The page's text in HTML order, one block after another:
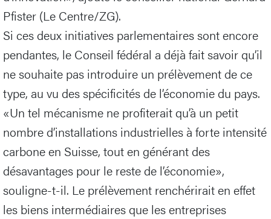
Pfister (Le Centre/ZG).
Si ces deux initiatives parlementaires sont encore
pendantes, le Conseil fédéral a déjà fait savoir qu’il
ne souhaite pas introduire un prélèvement de ce
type, au vu des spécificités de l’économie du pays.
«Un tel mécanisme ne profiterait qu’à un petit
nombre d’installations industrielles à forte intensité
carbone en Suisse, tout en générant des
désavantages pour le reste de l’économie»,
souligne-t-il. Le prélèvement renchérirait en effet
les biens intermédiaires que les entreprises